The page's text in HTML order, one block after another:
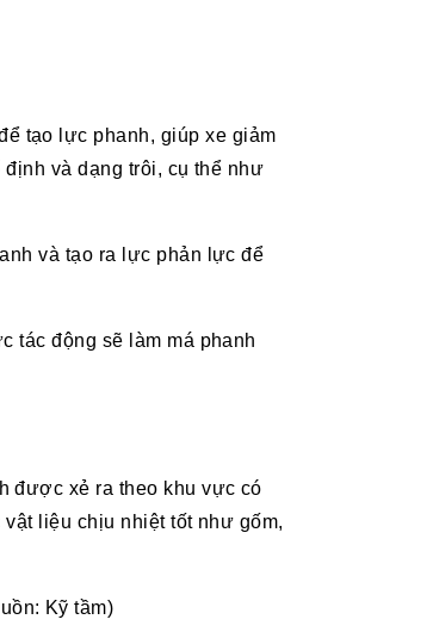
tạo lực phanh, giúp xe giảm
và dạng trôi, cụ thể như
và tạo ra lực phản lực để
tác động sẽ làm má phanh
được xẻ ra theo khu vực có
liệu chịu nhiệt tốt như gốm,
Kỹ tầm)